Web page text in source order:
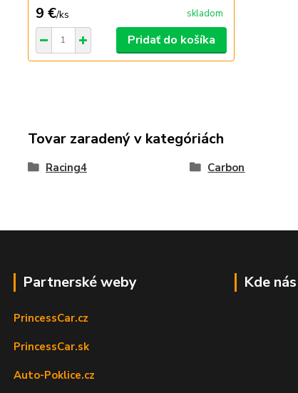
9 €/ks skladom
Pridať do košíka
Tovar zaradený v kategóriách
Racing4 Carbon
Partnerské weby
PrincessCar.cz
PrincessCar.sk
Auto-Poklice.cz
Kde